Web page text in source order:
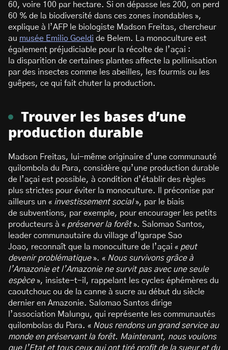
60, voire 100 par hectare. Si on dépasse les 200, on perd
60 % de la biodiversité dans ces zones inondables »,
explique à l’AFP le biologiste Madson Freitas, chercheur
au musée Emilio Goeldi de Belem. La monoculture est
également préjudiciable pour la récolte de l’açai :
la disparition de certaines plantes affecte la pollinisation
par des insectes comme les abeilles, les fourmis ou les
guêpes, ce qui fait chuter la production.
Trouver les bases d’une
production durable
Madson Freitas, lui-même originaire d’une communauté
quilombola du Para, considère qu’une production durable
de l’açai est possible, à condition d’établir des règles
plus strictes pour éviter la monoculture. Il préconise par
ailleurs un « investissement social», par le biais
de subventions, par exemple, pour encourager les petits
producteurs à « préserver la forêt». Salomao Santos,
leader communautaire du village d’Igarape Sao
Joao, reconnaît que la monoculture de l’açai « peut
devenir problématique». « Nous survivons grâce à
l’Amazonie et l’Amazonie ne survit pas avec une seule
espèce», insiste-t-il, rappelant les cycles éphémères du
caoutchouc ou de la canne à sucre au début du siècle
dernier en Amazonie. Salomao Santos dirige
l’association Malungu, qui représente les communautés
quilombolas du Para. « Nous rendons un grand service au
monde en préservant la forêt. Maintenant, nous voulons
que l’Etat et tous ceux qui ont tiré profit de la sueur et du